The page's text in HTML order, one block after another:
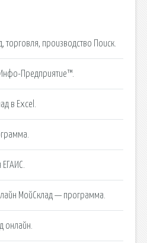
торговля, производство Поиск.
Предприятие™.
в Excel.
МойСклад — программа.
онлайн.